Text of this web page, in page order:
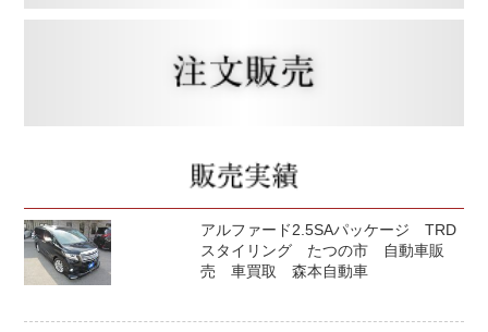
アルファード2.5SAパッケージ TRD
スタイリング たつの市 自動車販
売 車買取 森本自動車